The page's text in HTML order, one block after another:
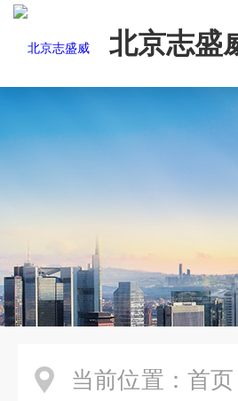
北京志盛
当前位置： 首页